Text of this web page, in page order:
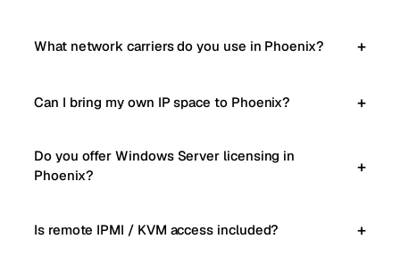
What network carriers do you use in Phoenix?
Can I bring my own IP space to Phoenix?
Do you offer Windows Server licensing in
Phoenix?
Is remote IPMI / KVM access included?